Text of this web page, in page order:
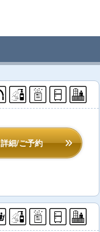
詳細/ご予約